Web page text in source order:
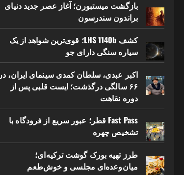
بازگشت میستبورن؛ آغاز عصر جدید دنیای
براندون سندرسون
کشف LHS 1140b؛ قوی‌ترین شواهد از یک
سیاره سنگی دارای جو
اکبر عبدی، سلطان کمدی سینمای ایران، در
۶۶ سالگی درگذشت؛ ایست قلبی پس از
دوره نقاهت
Fast Pass قطر؛ عبور سریع از فرودگاه با
تشخیص چهره
طرز تهیه بورک گوشت ترکیه‌ای؛
میان‌وعده‌ای مجلسی و خوش‌طعم